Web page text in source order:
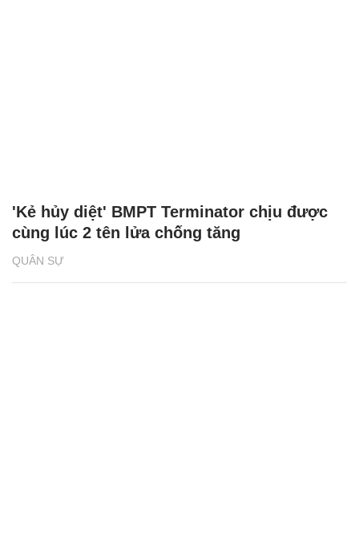
QUÂN SỰ
'Kẻ hủy diệt' BMPT Terminator chịu được
cùng lúc 2 tên lửa chống tăng